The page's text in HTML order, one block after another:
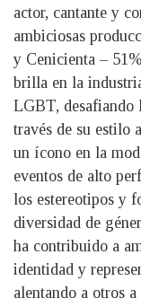
actor, cantante y
ambiciosas
y Cenicienta –
brilla en la
LGBT, desafiando
través de su estilo
un ícono en la
eventos de alto
los estereotipos y
diversidad de
ha contribuido a
identidad y
alentando a otros